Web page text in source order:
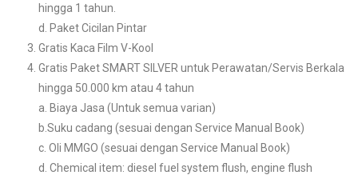
hingga 1 tahun.
d. Paket Cicilan Pintar
Gratis Kaca Film V-Kool
Gratis Paket SMART SILVER untuk Perawatan/Servis Berkala
hingga 50.000 km atau 4 tahun
a. Biaya Jasa (Untuk semua varian)
b.Suku cadang (sesuai dengan Service Manual Book)
c. Oli MMGO (sesuai dengan Service Manual Book)
d. Chemical item: diesel fuel system flush, engine flush